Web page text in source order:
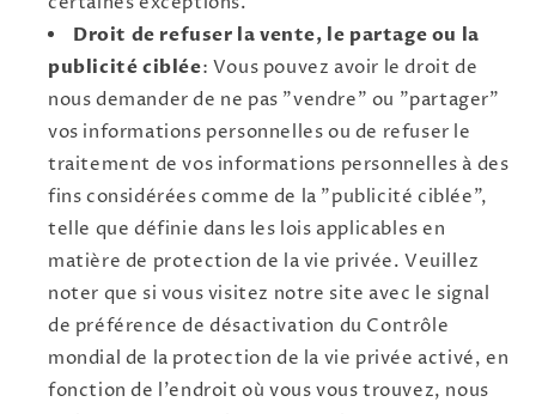
Droit de refuser la vente, le partage ou la
publicité ciblée: Vous pouvez avoir le droit de
nous demander de ne pas "vendre" ou "partager"
vos informations personnelles ou de refuser le
traitement de vos informations personnelles à des
fins considérées comme de la "publicité ciblée",
telle que définie dans les lois applicables en
matière de protection de la vie privée. Veuillez
noter que si vous visitez notre site avec le signal
de préférence de désactivation du Contrôle
mondial de la protection de la vie privée activé, en
fonction de l'endroit où vous vous trouvez, nous